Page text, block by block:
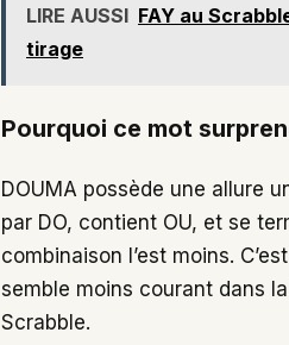
LIRE AUSSI FAY au
tirage
Pourquoi ce mot
DOUMA possède une allure
par DO, contient OU, et se
combinaison l’est moins.
semble moins courant dans
Scrabble.